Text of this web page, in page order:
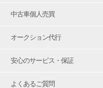
中古車個人売買
オークション代行
安心のサービス・保証
よくあるご質問